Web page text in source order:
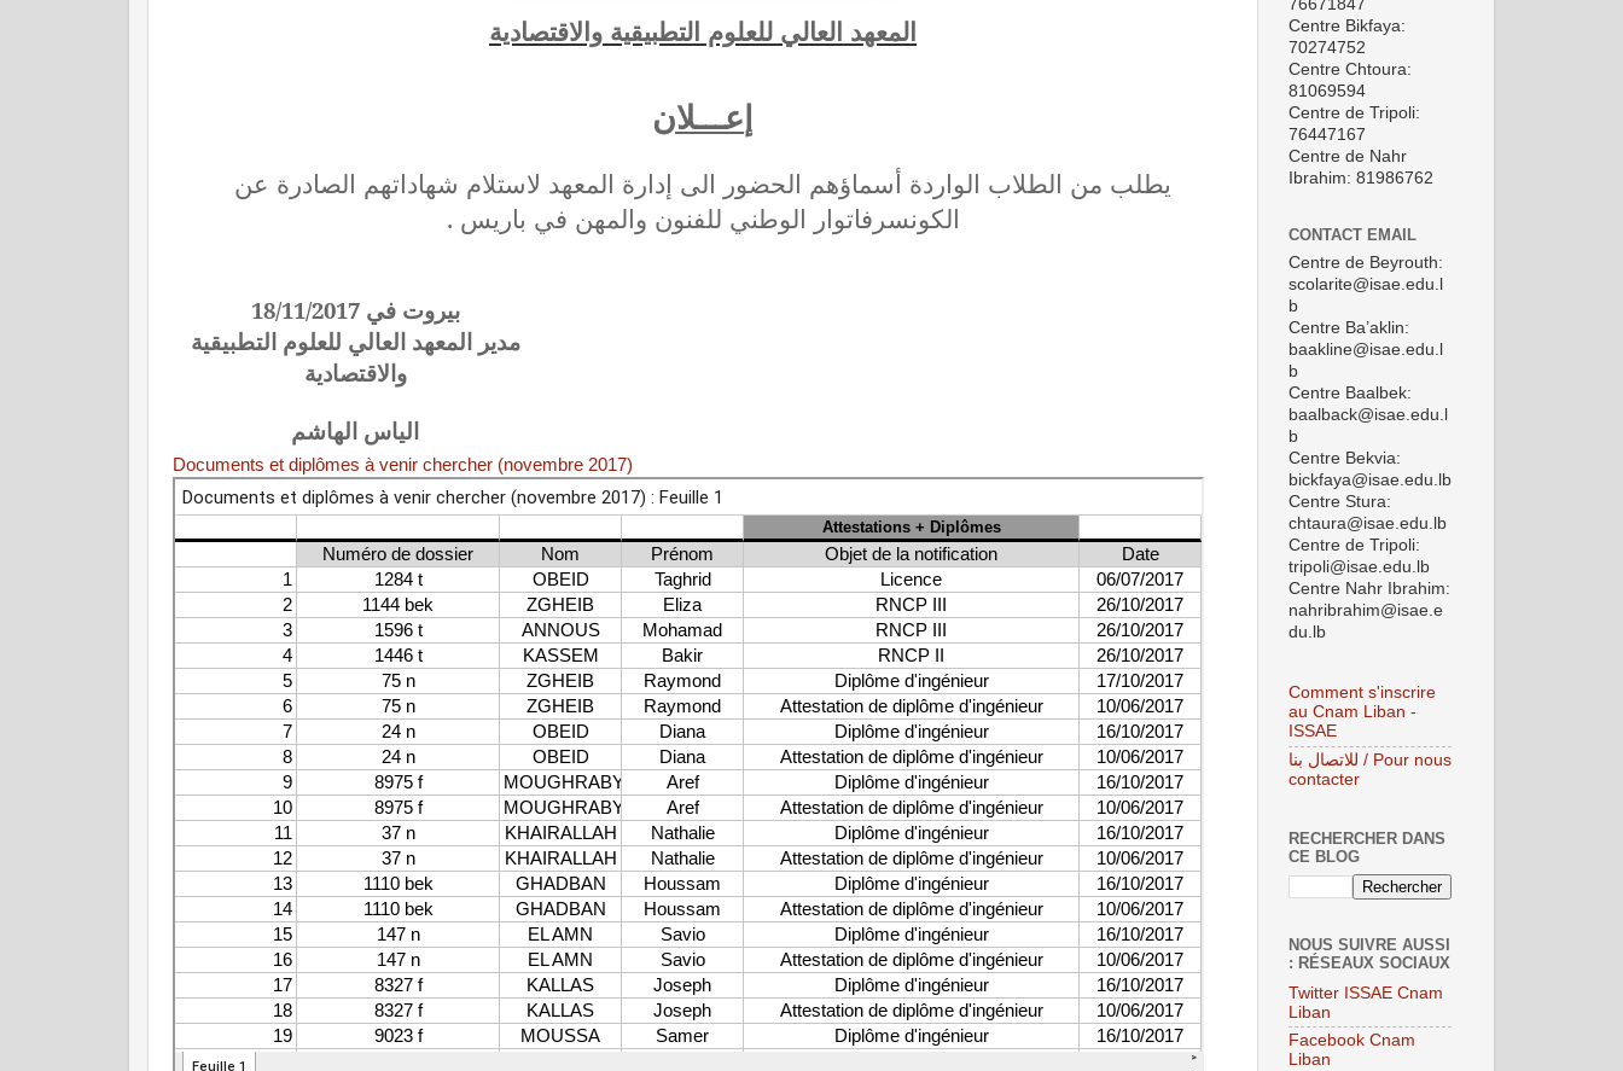
المعهد العالي للعلوم التطبيقية والاقتصادية
عـــلان
يطلب من الطلاب الواردة أسماؤهم الحضور الى إدارة المعهد لاستلام شهاداتهم الصادرة عن
الكونسرفاتوار الوطني للفنون والمهن في باريس .
بيروت في 18/11/2017
مدير المعهد العالي للعلوم التطبيقية
والاقتصادية
الياس الهاشم
Documents et diplômes à venir chercher (novembre 2017)
76671847
Centre Bikfaya:
70274752
Centre Chtoura:
81069594
Centre de Tripoli:
76447167
Centre de Nahr
Ibrahim: 81986762
CONTACT EMAIL
Centre de Beyrouth:
scolarite@isae.edu.l
b
Centre Ba’aklin:
baakline@isae.edu.l
b
Centre Baalbek:
baalback@isae.edu.l
b
Centre Bekvia:
bickfaya@isae.edu.lb
Centre Stura:
chtaura@isae.edu.lb
Centre de Tripoli:
tripoli@isae.edu.lb
Centre Nahr Ibrahim:
nahribrahim@isae.e
du.lb
Comment s'inscrire
au Cnam Liban -
ISSAE
للاتصال بنا / Pour nous
contacter
RECHERCHER DANS
CE BLOG
NOUS SUIVRE AUSSI
: RÉSEAUX SOCIAUX
Twitter ISSAE Cnam
Liban
Facebook Cnam
Liban